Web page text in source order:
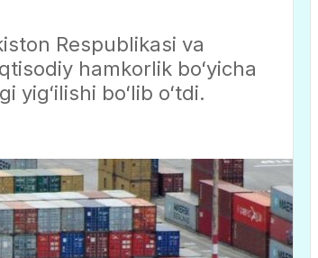
Respublikasi va
hamkorlik boʻyicha
boʻlib oʻtdi.